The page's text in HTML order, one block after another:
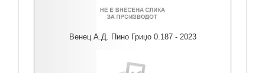
Венец А.Д. Пино Гриџо 0.187 - 2023